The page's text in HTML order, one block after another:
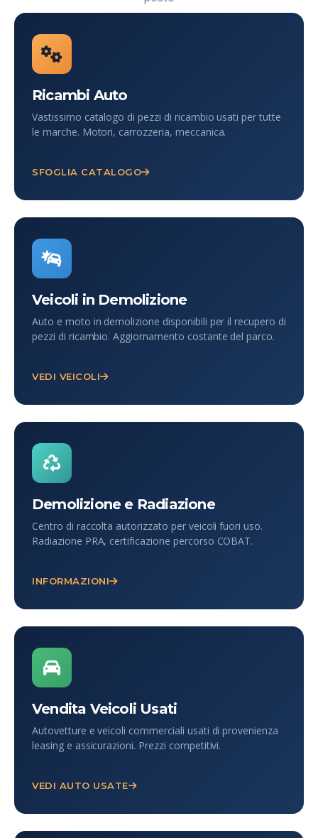
Ricambi Auto
Vastissimo catalogo di pezzi di ricambio usati per tutte
le marche. Motori, carrozzeria, meccanica.
SFOGLIA CATALOGO
Veicoli in Demolizione
Auto e moto in demolizione disponibili per il recupero di
pezzi di ricambio. Aggiornamento costante del parco.
VEDI VEICOLI
Demolizione e Radiazione
Centro di raccolta autorizzato per veicoli fuori uso.
Radiazione PRA, certificazione percorso COBAT.
INFORMAZIONI
Vendita Veicoli Usati
Autovetture e veicoli commerciali usati di provenienza
leasing e assicurazioni. Prezzi competitivi.
VEDI AUTO USATE